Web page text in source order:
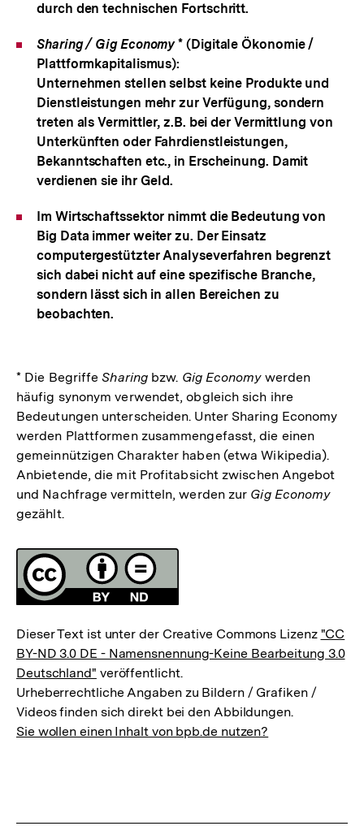
durch den technischen Fortschritt.
Sharing / Gig Economy* (Digitale Ökonomie /
Plattformkapitalismus):
Unternehmen stellen selbst keine Produkte und
Dienstleistungen mehr zur Verfügung, sondern
treten als Vermittler, z.B. bei der Vermittlung von
Unterkünften oder Fahrdienstleistungen,
Bekanntschaften etc., in Erscheinung. Damit
verdienen sie ihr Geld.
Im Wirtschaftssektor nimmt die Bedeutung von
Big Data immer weiter zu. Der Einsatz
computergestützter Analyseverfahren begrenzt
sich dabei nicht auf eine spezifische Branche,
sondern lässt sich in allen Bereichen zu
beobachten.
* Die BegriffeSharing bzw. Gig Economywerden
häufig synonym verwendet, obgleich sich ihre
Bedeutungen unterscheiden. Unter Sharing Economy
werden Plattformen zusammengefasst, die einen
gemeinnützigen Charakter haben (etwa Wikipedia).
Anbietende, die mit Profitabsicht zwischen Angebot
und Nachfrage vermitteln, werden zur Gig Economy
gezählt.
Fussnoten
Lizenz
Dieser Text ist unter der Creative Commons Lizenz "CC
BY-ND 3.0 DE - Namensnennung-Keine Bearbeitung 3.0
Deutschland" veröffentlicht.
Urheberrechtliche Angaben zu Bildern / Grafiken /
Videos finden sich direkt bei den Abbildungen.
Sie wollen einen Inhalt von bpb.de nutzen?